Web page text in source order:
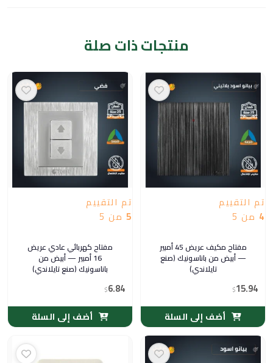
منتجات ذات صلة
تم التقييم
4 من 5
مفتاح مكيف عريض 45 أمبير
— أبيض من باناسونيك (صنع
تايلاندي)
$15.94
أضف إلى السلة
تم التقييم
5 من 5
مفتاح كهربائي عادي عريض
16 أمبير — أبيض من
باناسونيك (صنع تايلاندي)
$6.84
أضف إلى السلة